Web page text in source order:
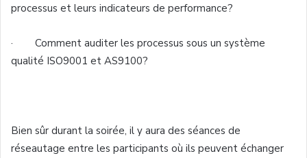
processus et leurs indicateurs de performance?
· Comment auditer les processus sous un système
qualité ISO9001 et AS9100?
Bien sûr durant la soirée, il y aura des séances de
réseautage entre les participants où ils peuvent échanger